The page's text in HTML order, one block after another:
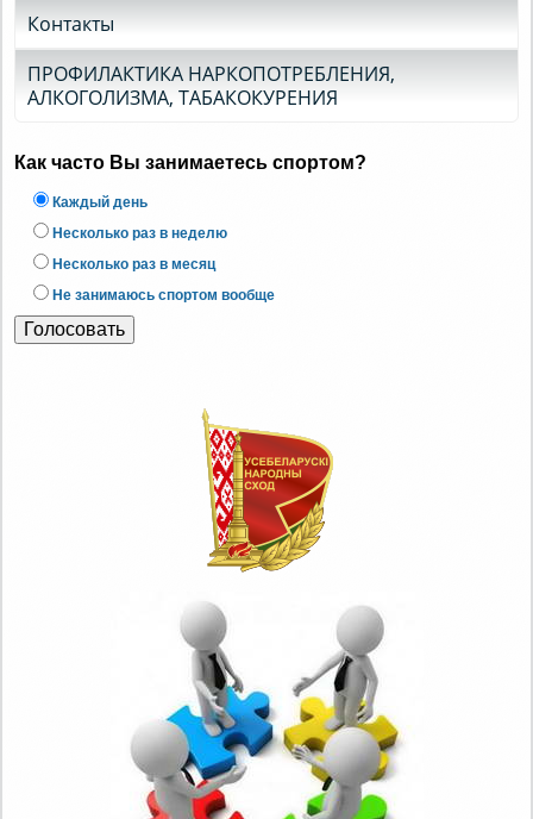
Контакты
ПРОФИЛАКТИКА НАРКОПОТРЕБЛЕНИЯ,
АЛКОГОЛИЗМА, ТАБАКОКУРЕНИЯ
Как часто Вы занимаетесь спортом?
Каждый день
Несколько раз в неделю
Несколько раз в месяц
Не занимаюсь спортом вообще